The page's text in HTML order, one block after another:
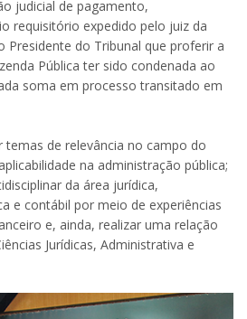
judicial de pagamento,
requisitório expedido pelo juiz da
Presidente do Tribunal que proferir a
Pública ter sido condenada ao
soma em processo transitado em
temas de relevância no campo do
na administração pública;
da área jurídica,
e contábil por meio de experiências
e, ainda, realizar uma relação
Jurídicas, Administrativa e